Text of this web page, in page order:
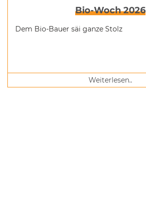
Bio-Woch 2026
Dem Bio-Bauer säi ganze Stolz
Weiterlesen..